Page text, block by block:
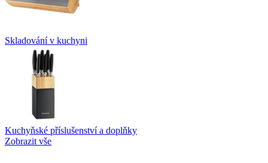
Skladování v kuchyni
Kuchyňské příslušenství a doplňky
Zobrazit vše